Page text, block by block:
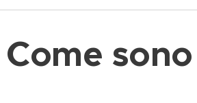
Come